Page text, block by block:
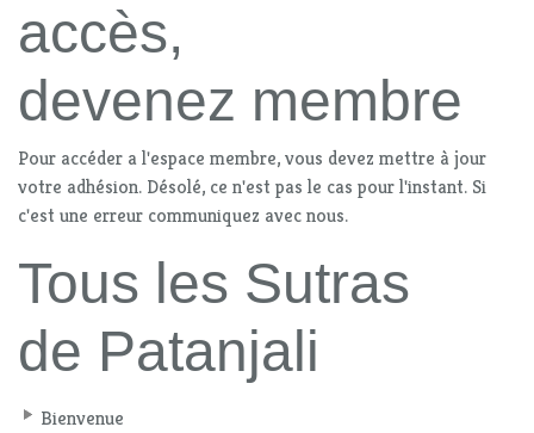
accès,
devenez membre
Pour accéder a l'espace membre, vous devez mettre à jour
votre adhésion. Désolé, ce n'est pas le cas pour l'instant. Si
c'est une erreur communiquez avec nous.
Tous les Sutras
de Patanjali
Bienvenue